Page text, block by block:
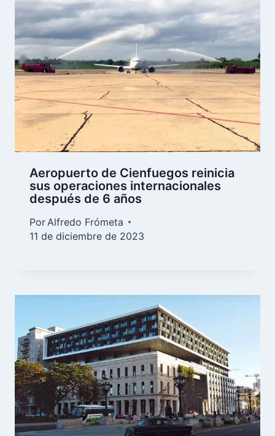
Aeropuerto de Cienfuegos reinicia
sus operaciones internacionales
después de 6 años
Por Alfredo Frómeta
11 de diciembre de 2023